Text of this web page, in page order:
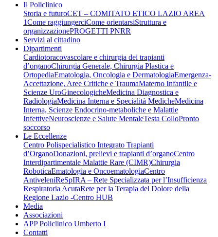
Il Policlinico
Storia e futuroCET – COMITATO ETICO LAZIO AREA
1Come raggiungerciCome orientarsiStruttura e
organizzazionePROGETTI PNRR
Servizi al cittadino
Dipartimenti
Cardiotoracovascolare e chirurgia dei trapianti
d’organoChirurgia Generale, Chirurgia Plastica e
OrtopediaEmatologia, Oncologia e DermatologiaEmergenza-
Accettazione, Aree Critiche e TraumaMaterno Infantile e
Scienze UroGinecologicheMedicina Diagnostica e
RadiologiaMedicina Interna e Specialità MedicheMedicina
Interna, Scienze Endocrino-metaboliche e Malattie
InfettiveNeuroscienze e Salute MentaleTesta ColloPronto
soccorso
Le Eccellenze
Centro Polispecialistico Integrato Trapianti
d’OrganoDonazioni, prelievi e trapianti d’organoCentro
Interdipartimentale Malattie Rare (CIMR)Chirurgia
RoboticaEmatologia e OncoematologiaCentro
AntiveleniReSpIRA – Rete Specializzata per l’Insufficienza
Respiratoria AcutaRete per la Terapia del Dolore della
Regione Lazio -Centro HUB
Media
Associazioni
APP Policlinico Umberto I
Contatti